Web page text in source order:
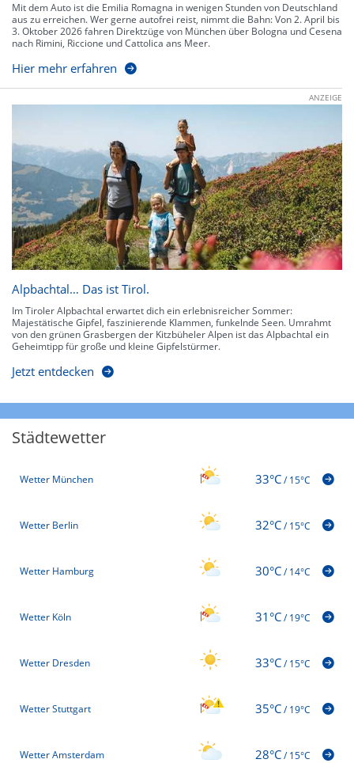
Mit dem Auto ist die Emilia Romagna in wenigen Stunden von Deutschland
aus zu erreichen. Wer gerne autofrei reist, nimmt die Bahn: Von 2. April bis
3. Oktober 2026 fahren Direktzüge von München über Bologna und Cesena
nach Rimini, Riccione und Cattolica ans Meer.
Hier mehr erfahren
ANZEIGE
Alpbachtal… Das ist Tirol.
Im Tiroler Alpbachtal erwartet dich ein erlebnisreicher Sommer:
Majestätische Gipfel, faszinierende Klammen, funkelnde Seen. Umrahmt
von den grünen Grasbergen der Kitzbüheler Alpen ist das Alpbachtal ein
Geheimtipp für große und kleine Gipfelstürmer.
Jetzt entdecken
Städtewetter
Wetter München 33°C/15°C
Wetter Berlin 32°C/15°C
Wetter Hamburg 30°C/14°C
Wetter Köln 31°C/19°C
Wetter Dresden 33°C/15°C
Wetter Stuttgart 35°C/19°C
Wetter Amsterdam 28°C/15°C